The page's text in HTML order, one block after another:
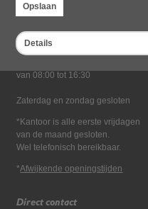
Opslaan
Details
Postadres
Openingstijden kantoor
van 08:00 tot 16:30
Zaterdag en zondag gesloten
*Kantoor is alle eerste vrijdagen
van de maand gesloten.
Wel telefonisch bereikbaar.
*Afwijkende openingstijden
Direct contact